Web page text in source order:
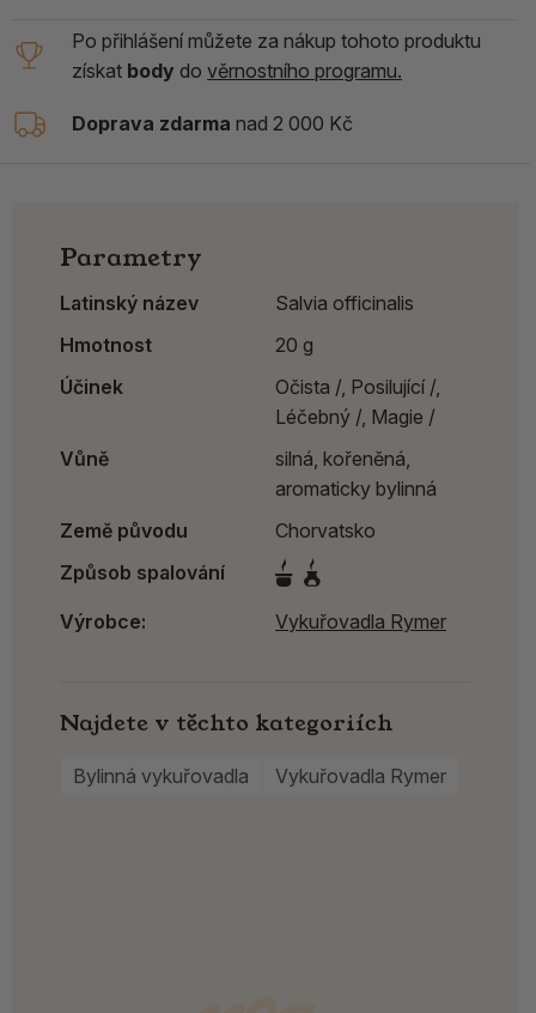
Po přihlášení můžete za nákup tohoto produktu
získat body do věrnostního programu.
Doprava zdarma nad 2 000 Kč
Parametry
Latinský název
Salvia officinalis
Hmotnost
20 g
Účinek
Očista /, Posilující /,
Léčebný /, Magie /
Vůně
silná, kořeněná,
aromaticky bylinná
Země původu
Chorvatsko
Způsob spalování
Výrobce: Vykuřovadla Rymer
Najdete v těchto kategoriích
Bylinná vykuřovadla Vykuřovadla Rymer